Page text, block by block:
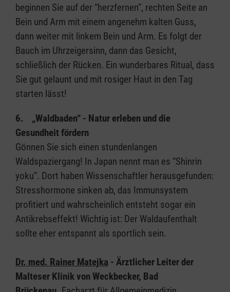
beginnen Sie auf der “herzfernen”, rechten Seite an
Bein und Arm mit einem angenehm kalten Guss,
dann weiter mit linkem Bein und Arm. Es folgt der
Bauch im Uhrzeigersinn, dann das Gesicht,
schließlich der Rücken. Ein wunderbares Ritual, dass
Sie gut gelaunt und mit rosiger Haut in den Tag
starten lässt!
6. „Waldbaden“ - Natur erleben und die
Gesundheit fördern
Gönnen Sie sich einen stundenlangen
Waldspaziergang! In Japan nennt man es “Shinrin
yoku”. Dort haben Wissenschaftler herausgefunden:
Stresshormone sinken ab, das Immunsystem
profitiert und wahrscheinlich entsteht sogar ein
Antikrebseffekt! Wichtig ist: Der Waldaufenthalt
sollte eher entspannt als sportlich sein.
Dr. med. Rainer Matejka - Ärztlicher Leiter der
Malteser Klinik von Weckbecker, Bad